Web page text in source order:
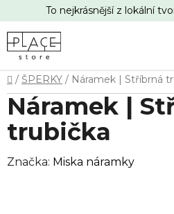
na
obsah
To nejkrásnější z lokální
Domů
/ ŠPERKY / Náramek | Stříbrná
Náramek |
trubička
Značka: Miska náramky